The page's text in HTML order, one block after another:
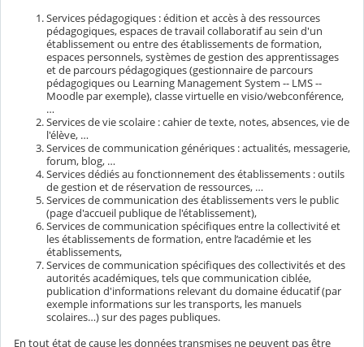
Services pédagogiques : édition et accès à des ressources
pédagogiques, espaces de travail collaboratif au sein d'un
établissement ou entre des établissements de formation,
espaces personnels, systèmes de gestion des apprentissages
et de parcours pédagogiques (gestionnaire de parcours
pédagogiques ou Learning Management System -- LMS --
Moodle par exemple), classe virtuelle en visio/webconférence,
…
Services de vie scolaire : cahier de texte, notes, absences, vie de
l'élève, …
Services de communication génériques : actualités, messagerie,
forum, blog, …
Services dédiés au fonctionnement des établissements : outils
de gestion et de réservation de ressources, …
Services de communication des établissements vers le public
(page d'accueil publique de l'établissement),
Services de communication spécifiques entre la collectivité et
les établissements de formation, entre l’académie et les
établissements,
Services de communication spécifiques des collectivités et des
autorités académiques, tels que communication ciblée,
publication d'informations relevant du domaine éducatif (par
exemple informations sur les transports, les manuels
scolaires…) sur des pages publiques.
En tout état de cause les données transmises ne peuvent pas être